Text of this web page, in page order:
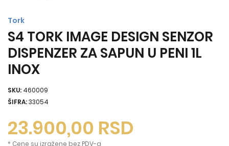
Tork
S4 TORK IMAGE DESIGN SENZOR
DISPENZER ZA SAPUN U PENI 1L
INOX
SKU: 460009
ŠIFRA:33054
23.900,00 RSD
* Cene su izražene bez PDV-a